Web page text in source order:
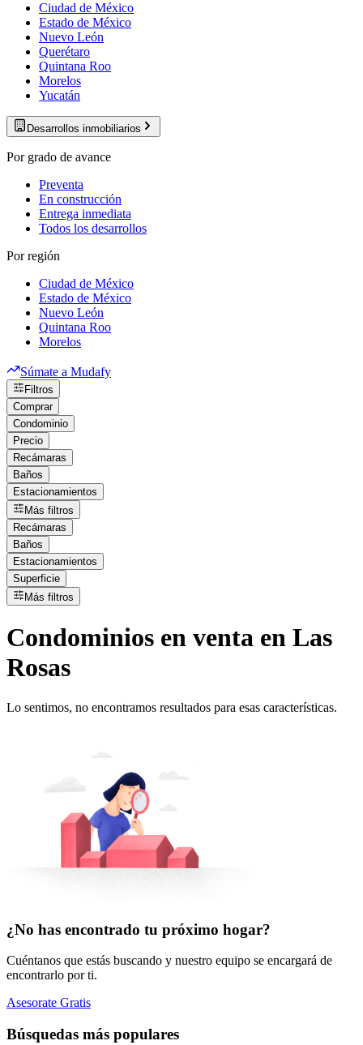
Ciudad de México
Estado de México
Nuevo León
Querétaro
Quintana Roo
Morelos
Yucatán
Desarrollos inmobiliarios
Por grado de avance
Preventa
En construcción
Entrega inmediata
Todos los desarrollos
Por región
Ciudad de México
Estado de México
Nuevo León
Quintana Roo
Morelos
Súmate a Mudafy
Filtros
Comprar
Condominio
Precio
Recámaras
Baños
Estacionamientos
Más filtros
Recámaras
Baños
Estacionamientos
Superficie
Más filtros
Condominios en venta en Las
Rosas
Lo sentimos, no encontramos resultados para esas características.
¿No has encontrado tu próximo hogar?
Cuéntanos que estás buscando y nuestro equipo se encargará de
encontrarlo por ti.
Asesorate Gratis
Búsquedas más populares